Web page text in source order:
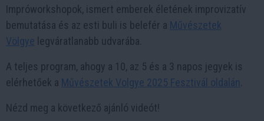
Impróworkshopok, ismert emberek életének improvizatív
bemutatása és az esti buli is belefér a Művészetek
Völgye legváratlanabb udvarába.
A teljes program, ahogy a 10, az 5 és a 3 napos jegyek is
elérhetőek a Művészetek Volgye 2025 Fesztivál oldalán
Nézd meg a következő ajánló videót!